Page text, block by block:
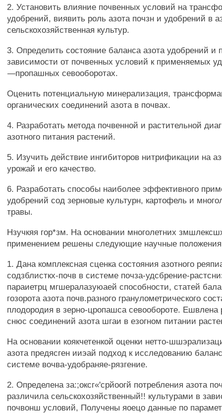
2. Установить влияние почвенных условий на
удобрений, виявить роль азота почзн и удобрений в
сельскохозяйственная культур.
3. Определить состояние баланса азота удобрений и
зависимости от почвенных условий к применяемых
—пропашных севооборотах.
Оценить потенциальную минерализация,
органических соединений азота в почвах.
4. Разработать метода почвенной и растительной
азотного питания растений.
5. Изучить действие ингибиторов нитрификации на
урожай и его качество.
6. Разработать способы наиболее эффективного
удобрений сод зерновые культурн, картофель и
травы.
Нзучкяя гор*зм. На основании многолетних
применением решены следующие научные
1. Дана комплексная сценка состояния азотного
содзблисткх-почв в системе почза-удсбрение-
параиетрц мгшералазуюаей способности, статей
гозорота азота почв.разного гранулометрического
плодородия в зерно-цропашса севообороте. Ешвлена
снюс соединений азота шгаи в езогном питании
На основании коякчетенкой оценки нетто-
азота предясген ииэай подход к исследованию
системе вочва-удобраняе-рязгение.
2. Определена за:;оксг«'срйоогй потребления азота
различила сельскохозяйственный!! культурами в
почвонш условий, Получены яоецо данные по